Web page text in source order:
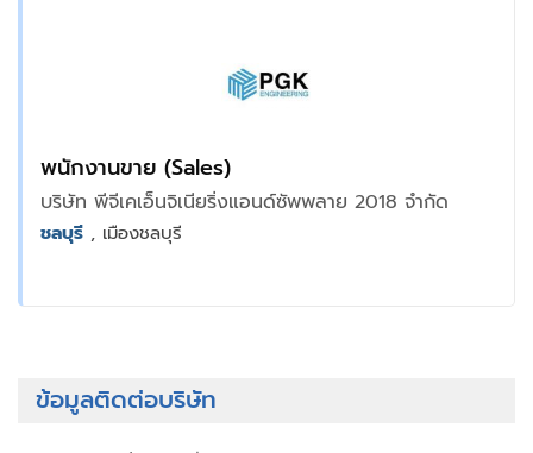
พนักงานขาย (Sales)
บริษัท พีจีเคเอ็นจิเนียริ่งแอนด์ซัพพลาย 2018 จำกัด
ชลบุรี , เมืองชลบุรี
ข้อมูลติดต่อบริษัท